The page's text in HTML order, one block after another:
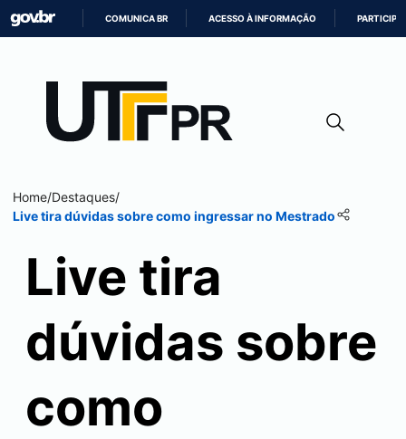
CONTEÚDO
COMUNICA BR ACESSO À INFORMAÇÃO PARTICIPE
Home/Destaques/
Live tira dúvidas sobre como ingressar no Mestrado
Live tira
dúvidas sobre
como